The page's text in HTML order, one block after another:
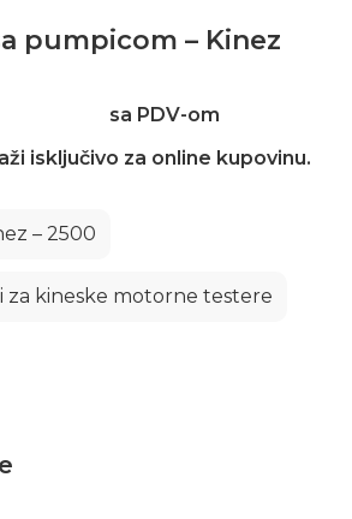
pumpicom – Kinez
sa PDV-om
isključivo za online kupovinu.
– 2500
za kineske motorne testere